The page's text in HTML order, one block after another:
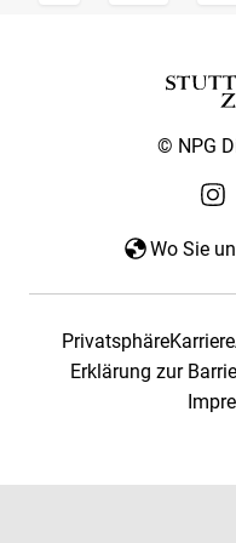
© NPG
Wo Sie
PrivatsphäreKarriere
Erklärung zur